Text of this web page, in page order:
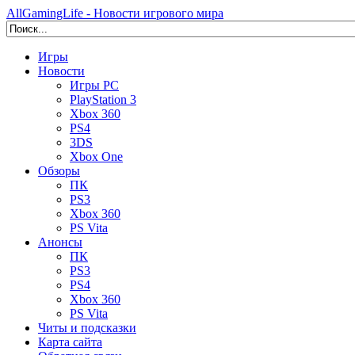
AllGamingLife - Новости игрового мира
Игры
Новости
Игры PC
PlayStation 3
Xbox 360
PS4
3DS
Xbox One
Обзоры
ПК
PS3
Xbox 360
PS Vita
Анонсы
ПК
PS3
PS4
Xbox 360
PS Vita
Читы и подсказки
Карта сайта